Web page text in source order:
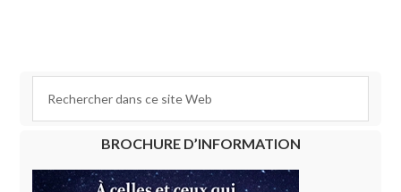
BROCHURE D’INFORMATION